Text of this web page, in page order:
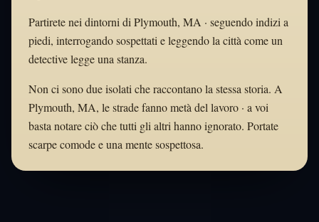
Partirete nei dintorni di Plymouth, MA · seguendo indizi a
piedi, interrogando sospettati e leggendo la città come un
detective legge una stanza.
Non ci sono due isolati che raccontano la stessa storia. A
Plymouth, MA, le strade fanno metà del lavoro · a voi
basta notare ciò che tutti gli altri hanno ignorato. Portate
scarpe comode e una mente sospettosa.